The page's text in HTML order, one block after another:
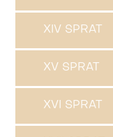
XIV SPRAT
XV SPRAT
XVI SPRAT